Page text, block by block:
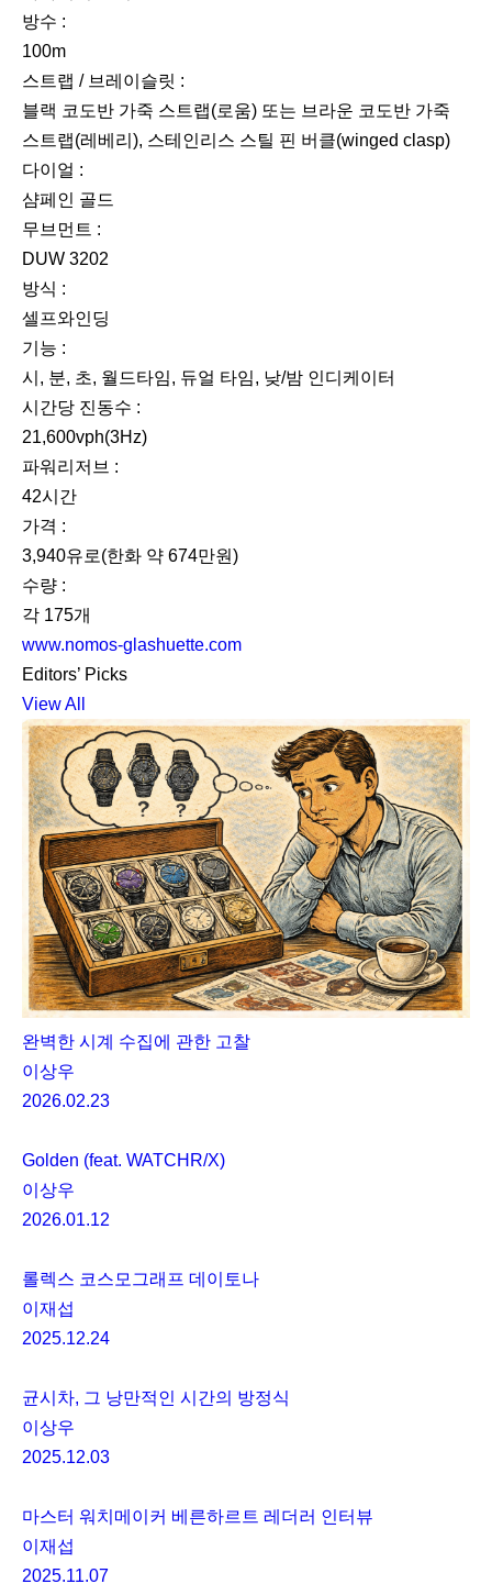
방수 :
100m
스트랩 / 브레이슬릿 :
블랙 코도반 가죽 스트랩(로움) 또는 브라운 코도반 가죽
스트랩(레베리), 스테인리스 스틸 핀 버클(winged clasp)
다이얼 :
샴페인 골드
무브먼트 :
DUW 3202
방식 :
셀프와인딩
기능 :
시, 분, 초, 월드타임, 듀얼 타임, 낮/밤 인디케이터
시간당 진동수 :
21,600vph(3Hz)
파워리저브 :
42시간
가격 :
3,940유로(한화 약 674만원)
수량 :
각 175개
www.nomos-glashuette.com
Editors’ Picks
View All
완벽한 시계 수집에 관한 고찰
이상우
2026.02.23
Golden (feat. WATCHR/X)
이상우
2026.01.12
롤렉스 코스모그래프 데이토나
이재섭
2025.12.24
균시차, 그 낭만적인 시간의 방정식
이상우
2025.12.03
마스터 워치메이커 베른하르트 레더러 인터뷰
이재섭
2025.11.07